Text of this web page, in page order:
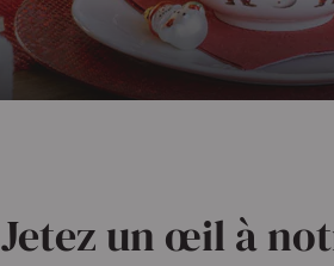
Jetez un œil à